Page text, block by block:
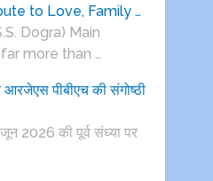
to Love, Family …
Dogra) Main
more than …
आरजेएस पीबीएच की संगोष्ठी
2026 की पूर्व संध्या पर